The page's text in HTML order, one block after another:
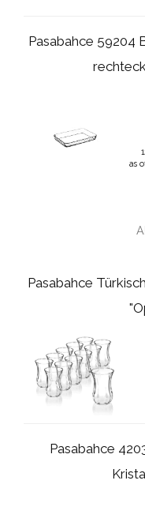
Pasabahce 59204
as
Pasabahce
Pasabahce